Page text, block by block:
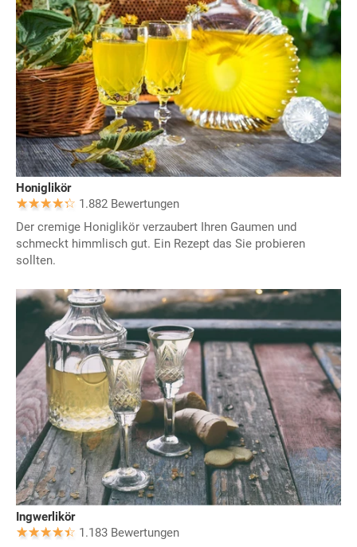
Honiglikör
1.882 Bewertungen
Der cremige Honiglikör verzaubert Ihren Gaumen und
schmeckt himmlisch gut. Ein Rezept das Sie probieren
sollten.
Ingwerlikör
1.183 Bewertungen